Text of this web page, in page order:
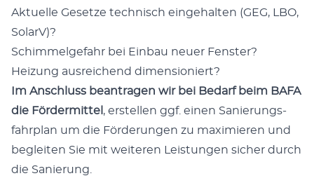
Aktu­el­le Geset­ze tech­nisch ein­ge­hal­ten (GEG, LBO,
SolarV)?
Schim­mel­ge­fahr bei Ein­bau neu­er Fenster?
Hei­zung aus­rei­chend dimensioniert?
Im Anschluss bean­tra­gen wir bei Bedarf beim BAFA
die För­der­mit­tel , erstel­len ggf. einen Sanie­rungs­
fahr­plan um die För­de­run­gen zu maxi­mie­ren und
beglei­ten Sie mit wei­te­ren Leis­tun­gen sicher durch
die Sanierung.